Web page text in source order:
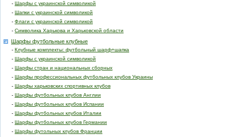
- Шарфы с украинской символикой
- Шапки с украинской символикой
- Флаги с украинской символикой
- Символика Харькова и Харьковской области
Шарфы футбольные клубные
- Клубные комплекты: футбольный шарф+шапка
- Шарфы с украинской символикой
- Шарфы стран и национальных сборных
- Шарфы профессиональных футбольных клубов Украины
- Шарфы харьковских спортивных клубов
- Шарфы футбольных клубов Англии
- Шарфы футбольных клубов Испании
- Шарфы футбольных клубов Италии
- Шарфы футбольных клубов Германии
- Шарфы футольных клубов Франции